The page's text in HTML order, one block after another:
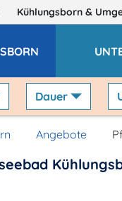
Kühlungsborn &
Dauer
Angebote